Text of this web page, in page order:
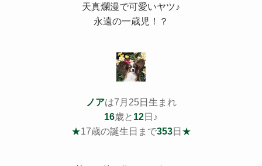
天真爛漫で可愛いヤツ♪
永遠の一歳児！？
ノアは7月25日生まれ
16歳と 12日♪
★17歳の誕生日まで353日 ★